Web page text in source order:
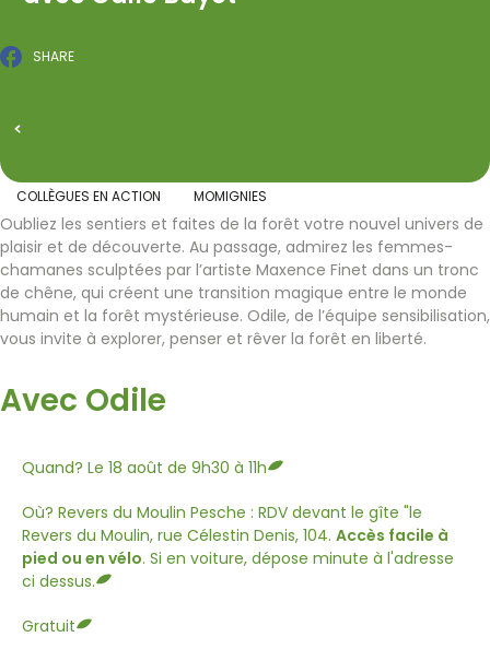
SHARE
Facebook
All events
COLLÈGUES EN ACTION MOMIGNIES
Oubliez les sentiers et faites de la forêt votre nouvel univers de
plaisir et de découverte. Au passage, admirez les femmes-
chamanes sculptées par l’artiste Maxence Finet dans un tronc
de chêne, qui créent une transition magique entre le monde
humain et la forêt mystérieuse. Odile, de l’équipe sensibilisation,
vous invite à explorer, penser et rêver la forêt en liberté.
Avec Odile
Quand? Le 18 août de 9h30 à 11h
Où? Revers du Moulin Pesche : RDV devant le gîte "le
Revers du Moulin, rue Célestin Denis, 104. Accès facile à
pied ou en vélo. Si en voiture, dépose minute à l'adresse
ci dessus.
Gratuit